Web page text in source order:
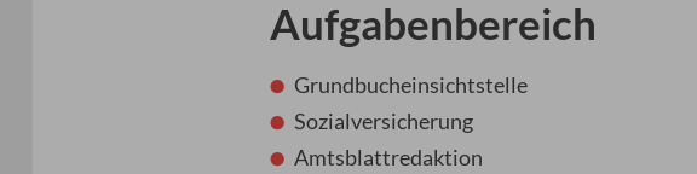
Aufgabenbereich
Grundbucheinsichtstelle
Sozialversicherung
Amtsblattredaktion